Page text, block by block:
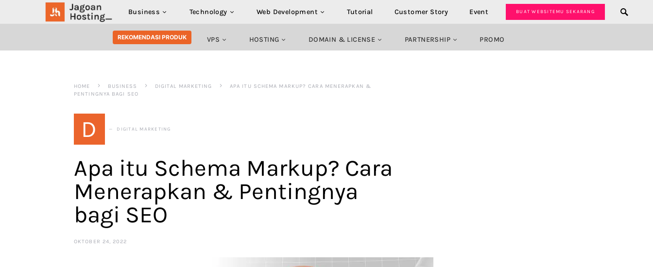
Business Technology Web Development Tutorial Customer Story Event BUAT WEBSITEMU SEKARANG
SEARCH FOR:
REKOMENDASI PRODUK VPS HOSTING DOMAIN & LICENSE PARTNERSHIP PROMO
HOME BUSINESS DIGITAL MARKETING
APA ITU SCHEMA MARKUP? CARA MENERAPKAN &
PENTINGNYA BAGI SEO
D DIGITAL MARKETING
Apa itu Schema Markup? Cara
Menerapkan & Pentingnya
bagi SEO
OKTOBER 24, 2022